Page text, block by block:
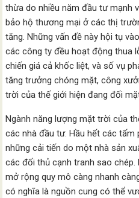
thừa do nhiều năm đầu tư mạnh
bảo hộ thương mại ở các thị
tăng. Những vấn đề này hội tụ
các công ty đều hoạt động thua
chiến giá cả khốc liệt, và số vụ
tăng trưởng chóng mặt, công
trời của thế giới hiện đang đối
Ngành năng lượng mặt trời của
các nhà đầu tư. Hầu hết các tấm
những cải tiến do một nhà sản
các đối thủ cạnh tranh sao
mở rộng quy mô càng nhanh
có nghĩa là nguồn cung có thể